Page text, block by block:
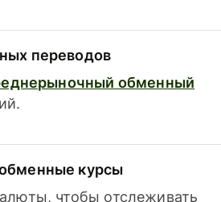
переводов
обменный
курсы
чтобы отслеживать